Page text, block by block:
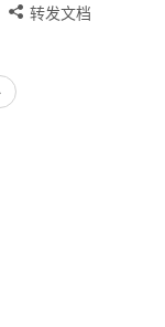
转发文档